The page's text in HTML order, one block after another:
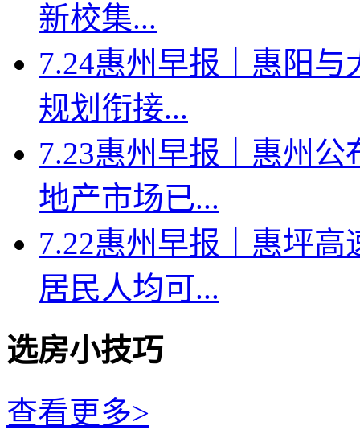
新校集...
7.24惠州早报｜惠阳
规划衔接...
7.23惠州早报｜惠州
地产市场已...
7.22惠州早报｜惠坪
居民人均可...
选房小技巧
查看更多>